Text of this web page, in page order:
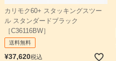
カリモク60+ スタッキングスツー
ル スタンダードブラック
［C36116BW］
送料無料
¥37,620税込